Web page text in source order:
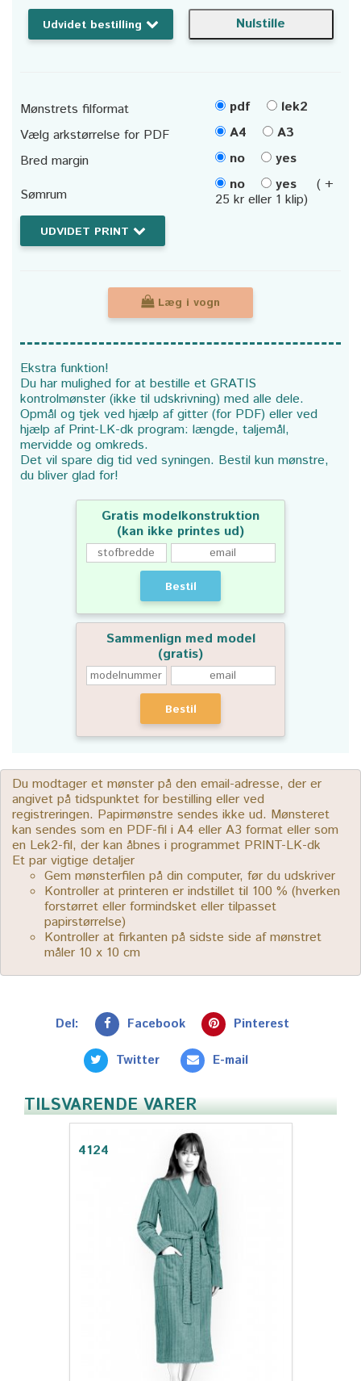
Udvidet bestilling
Mønstrets filformat pdf
lek2
Vælg arkstørrelse for PDF
A4
A3
Bred margin
no
yes
Sømrum
no yes
( +
25 kr eller 1 klip)
UDVIDET PRINT
Læg i vogn
Ekstra funktion!
Du har mulighed for at bestille et GRATIS
kontrolmønster (ikke til udskrivning) med alle dele.
Opmål og tjek ved hjælp af gitter (for PDF) eller ved
hjælp af Print-LK-dk program: længde, taljemål,
mervidde og omkreds.
Det vil spare dig tid ved syningen. Bestil kun mønstre,
du bliver glad for!
Gratis modelkonstruktion
(kan ikke printes ud)
Bestil
Sammenlign med model
(gratis)
Bestil
Du modtager et mønster på den email-adresse, der er
angivet på tidspunktet for bestilling eller ved
registreringen. Papirmønstre sendes ikke ud. Mønsteret
kan sendes som en PDF-fil i A4 eller A3 format eller som
en Lek2-fil, der kan åbnes i programmet PRINT-LK-dk
Et par vigtige detaljer
Gem mønsterfilen på din computer, før du udskriver
Kontroller at printeren er indstillet til 100 % (hverken
forstørret eller formindsket eller tilpasset
papirstørrelse)
Kontroller at firkanten på sidste side af mønstret
måler 10 x 10 cm
Del: Facebook Pinterest
Twitter E-mail
TILSVARENDE VARER
4124